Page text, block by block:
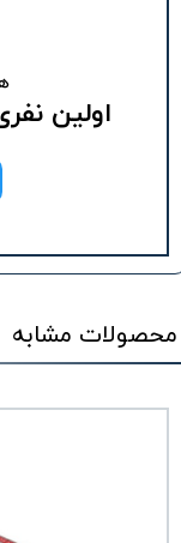
اولین
محصولات مشابه